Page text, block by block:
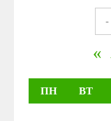
«
ПН ВТ